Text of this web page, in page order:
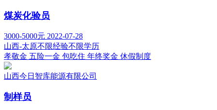
煤炭化验员
3000-5000元 2022-07-28
山西-太原不限经验不限学历
孝敬金 五险一金 包吃住 年终奖金 休假制度
山西今日智库能源有限公司
制样员